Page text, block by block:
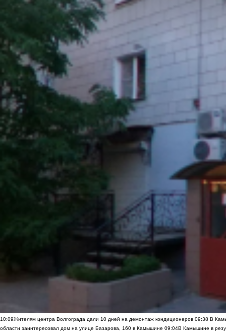
10:09Жителям центра Волгограда дали 10 дней на демонтаж кондиционеров 09:38 В
области заинтересовал дом на улице Базарова, 160 в Камышине 09:04В Камышине в